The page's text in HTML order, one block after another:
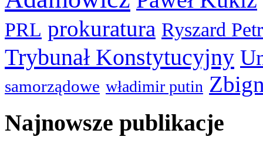
PRL prokuratura Ryszard
Trybunał Konstytucyjny
samorządowe władimir putin
Najnowsze publikacje